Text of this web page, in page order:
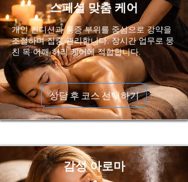
스페셜 맞춤 케어
개인 컨디션과 통증 부위를 중심으로 강약을
조절하며 집중 관리합니다. 장시간 업무로 뭉
친 목·어깨·허리 케어에 적합합니다.
상담 후 코스 선택하기
감성 아로마